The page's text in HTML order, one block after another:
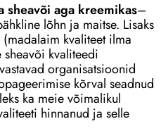
sheavõi aga kreemikas–
lõhn ja maitse. Lisaks
kvaliteet ilma
kvaliteedi
organisatsioonid
kõrval seadnud
ka meie võimalikul
hinnanud ja selle